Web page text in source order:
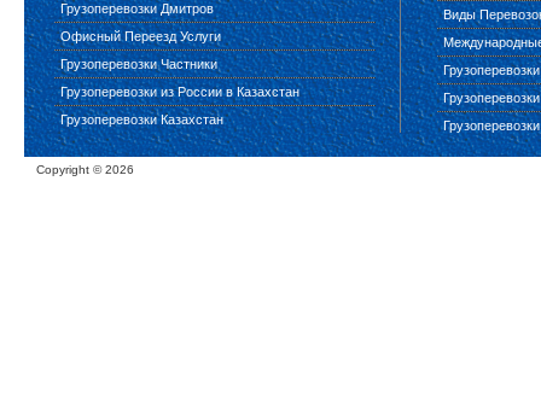
Грузоперевозки Дмитров
Офисный Переезд Услуги
Грузоперевозки Частники
Грузоперевозки из России в Казахстан
Грузоперевозки Казахстан
Виды
Copyright ©2026